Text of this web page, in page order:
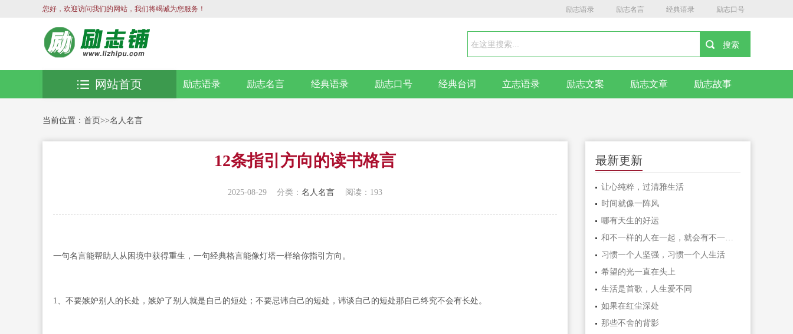
您好，欢迎访问我们的网站，我们将竭诚为您服务！ 励志语录 励志名言 经典语录 励志口号
励志语录 励志名言 经典语录 励志口号 经典台词 立志语录 励志文案 励志文章 励志故事
网站首页
当前位置： 首页>>名人名言
12条指引方向的读书格言
2025-08-29 分类：名人名言 阅读：193
一句名言能帮助人从困境中获得重生，一句经典格言能像灯塔一样给你指引方向。
1、不要嫉妒别人的长处，嫉妒了别人就是自己的短处；不要忌讳自己的短处，讳谈自己的短处那自己终究不会有长处。
最新更新
让心纯粹，过清雅生活
时间就像一阵风
哪有天生的好运
和不一样的人在一起，就会有不一样的人生
习惯一个人坚强，习惯一个人生活
希望的光一直在头上
生活是首歌，人生爱不同
如果在红尘深处
那些不舍的背影